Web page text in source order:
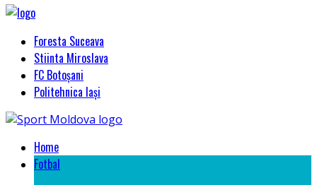
Foresta Suceava
Stiinta Miroslava
FC Botoșani
Politehnica Iași
Home
Fotbal